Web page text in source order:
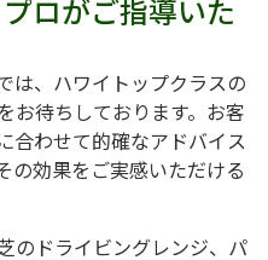
ロがご指導いた
は、ハワイトップクラスの
お待ちしております。お客
合わせて的確なアドバイス
の効果をご実感いただける
のドライビングレンジ、パ